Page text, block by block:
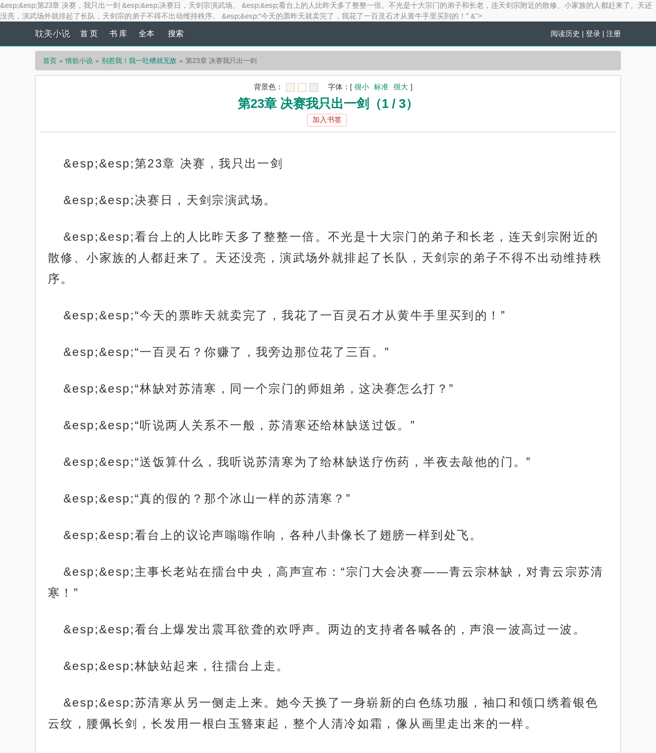
&esp;&esp;第23章 决赛，我只出一剑 &esp;&esp;决赛日，天剑宗演武场。 &esp;&esp;看台上的人比昨天多了整整一倍。不光是十大宗门的弟子和长老，连天剑宗附近的散修、小家族的人都赶来了。天还
没亮，演武场外就排起了长队，天剑宗的弟子不得不出动维持秩序。 &esp;&esp;“今天的票昨天就卖完了，我花了一百灵石才从黄牛手里买到的！” &">
耽美小说 阅读历史 | 登录 | 注册
首 页 书 库 全本 搜索
首页 情欲小说 别惹我！我一吐槽就无敌 第23章 决赛我只出一剑
背景色： 字体： [ 很小 标准 很大 ]
第23章 决赛我只出一剑（1 / 3）
加入书签
&esp;&esp;第23章 决赛，我只出一剑
&esp;&esp;决赛日，天剑宗演武场。
&esp;&esp;看台上的人比昨天多了整整一倍。不光是十大宗门的弟子和长老，连天剑宗附近的
散修、小家族的人都赶来了。天还没亮，演武场外就排起了长队，天剑宗的弟子不得不出动维持秩
序。
&esp;&esp;“今天的票昨天就卖完了，我花了一百灵石才从黄牛手里买到的！”
&esp;&esp;“一百灵石？你赚了，我旁边那位花了三百。”
&esp;&esp;“林缺对苏清寒，同一个宗门的师姐弟，这决赛怎么打？”
&esp;&esp;“听说两人关系不一般，苏清寒还给林缺送过饭。”
&esp;&esp;“送饭算什么，我听说苏清寒为了给林缺送疗伤药，半夜去敲他的门。”
&esp;&esp;“真的假的？那个冰山一样的苏清寒？”
&esp;&esp;看台上的议论声嗡嗡作响，各种八卦像长了翅膀一样到处飞。
&esp;&esp;主事长老站在擂台中央，高声宣布：“宗门大会决赛——青云宗林缺，对青云宗苏清
寒！”
&esp;&esp;看台上爆发出震耳欲聋的欢呼声。两边的支持者各喊各的，声浪一波高过一波。
&esp;&esp;林缺站起来，往擂台上走。
&esp;&esp;苏清寒从另一侧走上来。她今天换了一身崭新的白色练功服，袖口和领口绣着银色
云纹，腰佩长剑，长发用一根白玉簪束起，整个人清冷如霜，像从画里走出来的一样。